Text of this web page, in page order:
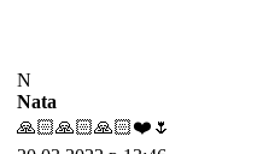
N
Nata
🙏🏻🙏🏻🙏🏻❤️🌷